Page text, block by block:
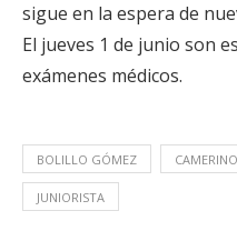
sigue en la espera de
El jueves 1 de junio son
exámenes médicos.
BOLILLO GÓMEZ CAMERINO
JUNIORISTA